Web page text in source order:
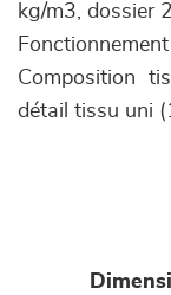
kg/m3, dossier
Composition
détail tissu uni